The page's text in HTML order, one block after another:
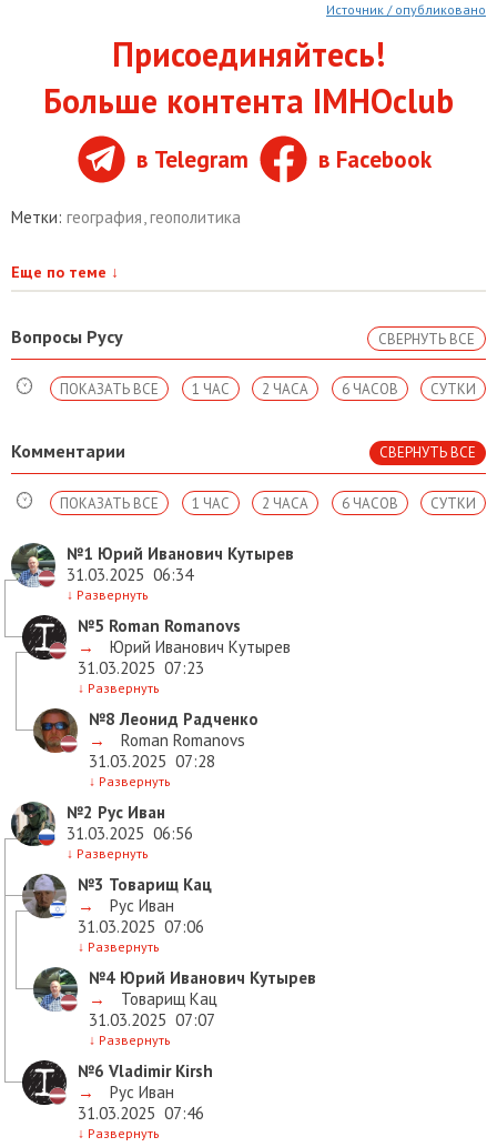
Источник / опубликовано
Присоединяйтесь!
Больше контента IMHOclub
в Telegram в Facebook
Метки: география,геополитика
Еще по теме ↓
Вопросы Русу СВЕРНУТЬ ВСЕ
СУТКИ
6 ЧАСОВ
2 ЧАСА
1 ЧАС
ПОКАЗАТЬ ВСЕ
Комментарии СВЕРНУТЬ ВСЕ
СУТКИ
6 ЧАСОВ
2 ЧАСА
1 ЧАС
ПОКАЗАТЬ ВСЕ
№1 Юрий Иванович Кутырев
31.03.2025 06:34
↓ Развернуть
№5 Roman Romanovs
→
Юрий Иванович Кутырев
31.03.2025 07:23
↓ Развернуть
№8 Леонид Радченко
→
Roman Romanovs
31.03.2025 07:28
↓ Развернуть
№2 Рус Иван
31.03.2025 06:56
↓ Развернуть
№3 Товарищ Кац
→
Рус Иван
31.03.2025 07:06
↓ Развернуть
№4 Юрий Иванович Кутырев
→
Товарищ Кац
31.03.2025 07:07
↓ Развернуть
№6 Vladimir Kirsh
→
Рус Иван
31.03.2025 07:46
↓ Развернуть